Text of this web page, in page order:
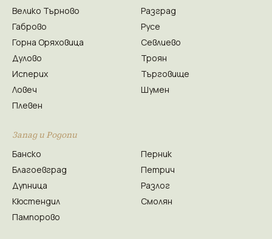
Велико Търново
Габрово
Горна Оряховица
Дулово
Исперих
Ловеч
Плевен
Разград
Русе
Севлиево
Троян
Търговище
Шумен
Запад и Родопи
Банско
Благоевград
Дупница
Кюстендил
Пампорово
Перник
Петрич
Разлог
Смолян